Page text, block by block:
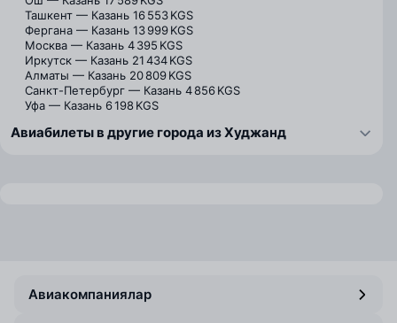
Ташкент — Казань 16 553 KGS
Фергана — Казань 13 999 KGS
Москва — Казань 4 395 KGS
Иркутск — Казань 21 434 KGS
Алматы — Казань 20 809 KGS
Санкт-Петербург — Казань 4 856 KGS
Уфа — Казань 6 198 KGS
Авиабилеты в другие города из Худжанд
Авиакомпаниялар